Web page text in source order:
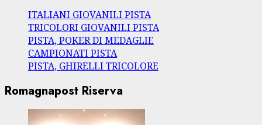
ITALIANI GIOVANILI PISTA
TRICOLORI GIOVANILI PISTA
PISTA, POKER DI MEDAGLIE
CAMPIONATI PISTA
PISTA, GHIRELLI TRICOLORE
Romagnapost Riserva